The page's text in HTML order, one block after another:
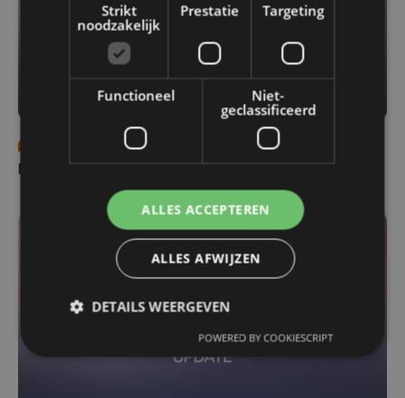
vr 31 juli | 16:01
Strikt
noodzakelijk
Prestatie Targeting
Functioneel
Niet-
geclassificeerd
ALLES ACCEPTEREN
ALLES AFWIJZEN
DETAILS WEERGEVEN
POWERED BY COOKIESCRIPT